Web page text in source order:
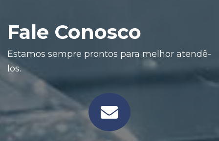
Fale Conosco
Estamos sempre prontos para melhor atendê-
los.